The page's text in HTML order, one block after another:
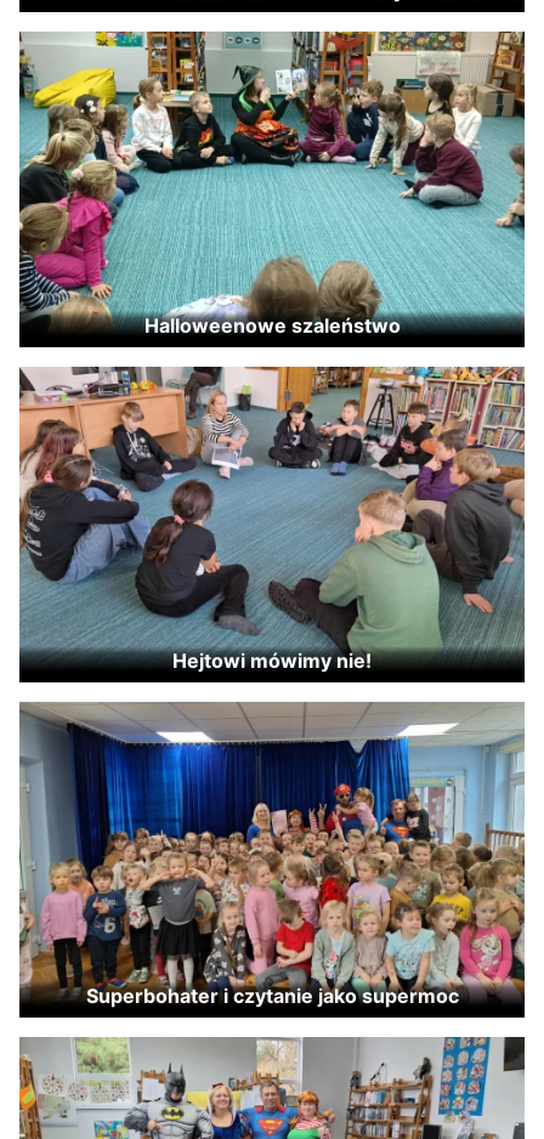
Halloweenowe szaleństwo
Hejtowi mówimy nie!
Superbohater i czytanie jako supermoc